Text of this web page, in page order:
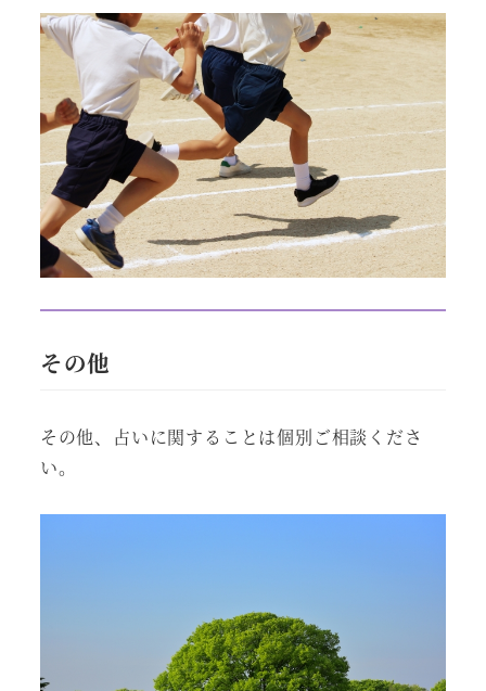
その他
その他、占いに関することは個別ご相談くださ
い。